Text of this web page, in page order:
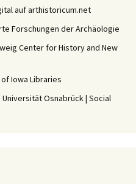
auf arthistoricum.net
Forschungen der Archäologie
Center for History and New
Iowa Libraries
Universität Osnabrück | Social